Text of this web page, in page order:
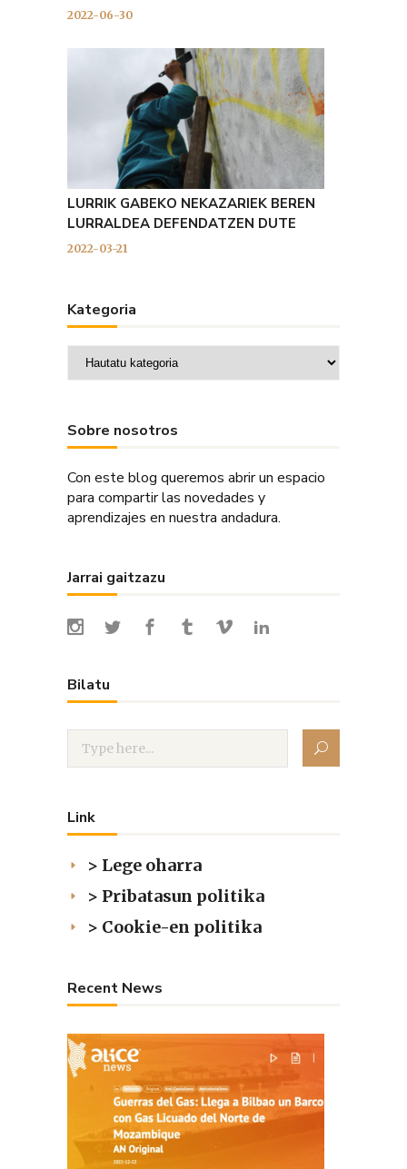
2022-06-30
LURRIK GABEKO NEKAZARIEK BEREN
LURRALDEA DEFENDATZEN DUTE
2022-03-21
Kategoria
Kategoria
Sobre nosotros
Con este blog queremos abrir un espacio
para compartir las novedades y
aprendizajes en nuestra andadura.
Jarrai gaitzazu
Bilatu
Link
> Lege oharra
> Pribatasun politika
> Cookie-en politika
Recent News